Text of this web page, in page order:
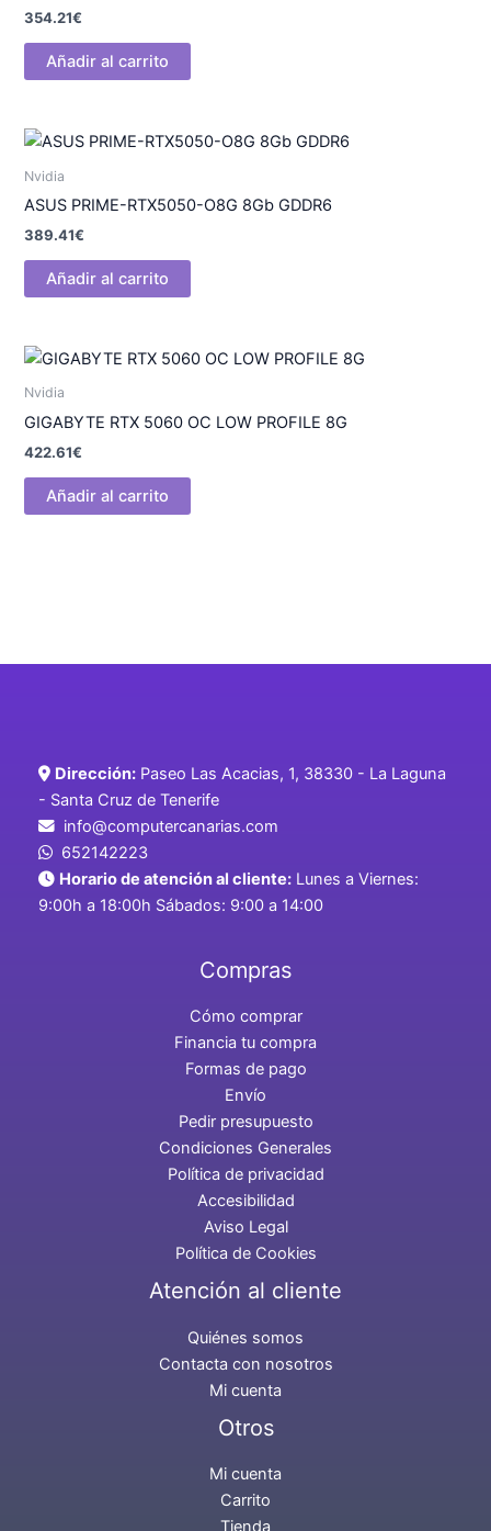
354.21€
Añadir al carrito
Nvidia
ASUS PRIME-RTX5050-O8G 8Gb GDDR6
389.41€
Añadir al carrito
Nvidia
GIGABYTE RTX 5060 OC LOW PROFILE 8G
422.61€
Añadir al carrito
Dirección: Paseo Las Acacias, 1, 38330 - La Laguna
- Santa Cruz de Tenerife
info@computercanarias.com
652142223
Horario de atención al cliente: Lunes a Viernes:
9:00h a 18:00h Sábados: 9:00 a 14:00
Compras
Cómo comprar
Financia tu compra
Formas de pago
Envío
Pedir presupuesto
Condiciones Generales
Política de privacidad
Accesibilidad
Aviso Legal
Política de Cookies
Atención al cliente
Quiénes somos
Contacta con nosotros
Mi cuenta
Otros
Mi cuenta
Carrito
Tienda